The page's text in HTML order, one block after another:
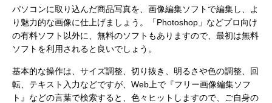
パソコンに取り込んだ商品写真を、画像編集ソフトで編集し、よ
り魅力的な画像に仕上げましょう。「Photoshop」などプロ向け
の有料ソフト以外に、無料のソフトもありますので、最初は無料
ソフトを利用されると良いでしょう。
基本的な操作は、サイズ調整、切り抜き、明るさや色の調整、回
転、テキスト入力などですが、Web上で『フリー画像編集ソフ
ト』などの言葉で検索すると、色々ヒットしますので、ご自身の